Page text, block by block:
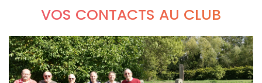
VOS CONTACTS AU CLUB